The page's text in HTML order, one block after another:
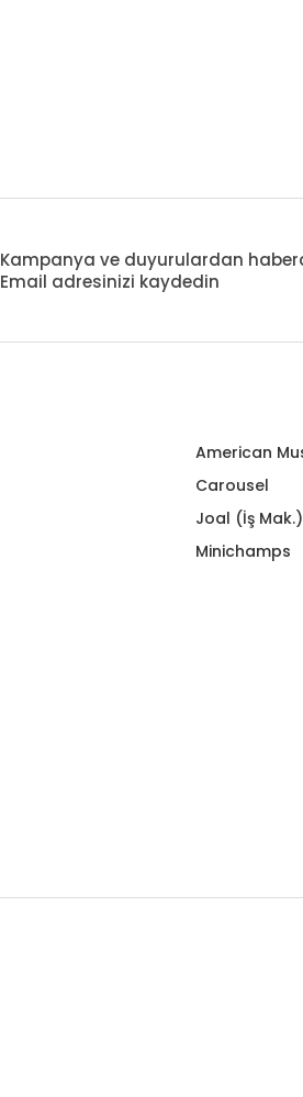
Kampanya ve duyurulardan
Email adresinizi kaydedin
American
Carousel
Joal (İş Mak.)
Minichamps